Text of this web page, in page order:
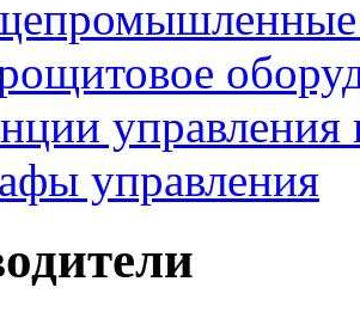
управления
управления